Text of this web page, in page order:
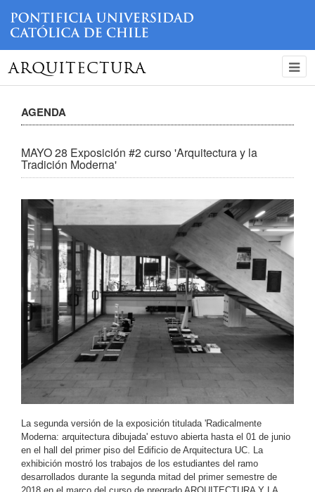
ARQUITECTURA
AGENDA
MAYO 28 Exposición #2 curso 'Arquitectura y la
Tradición Moderna'
La segunda versión de la exposición titulada 'Radicalmente
Moderna: arquitectura dibujada' estuvo abierta hasta el 01 de junio
en el hall del primer piso del Edificio de Arquitectura UC. La
exhibición mostró los trabajos de los estudiantes del ramo
desarrollados durante la segunda mitad del primer semestre de